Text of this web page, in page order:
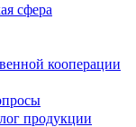
сфера
кооперации
продукции